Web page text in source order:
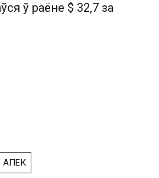
ў раёне $ 32,7 за
АПЕК